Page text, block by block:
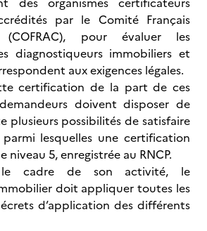
par le Comité Français
(COFRAC), pour évaluer les
diagnostiqueurs immobiliers et
aux exigences légales.
certification de la part de ces
doivent disposer de
plusieurs possibilités de satisfaire
lesquelles une certification
niveau 5, enregistrée au RNCP.
le cadre de son activité, le
doit appliquer toutes les
d’application des différents